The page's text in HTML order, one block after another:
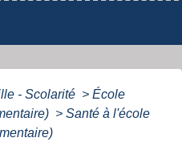
- Scolarité > École
> Santé à l'école